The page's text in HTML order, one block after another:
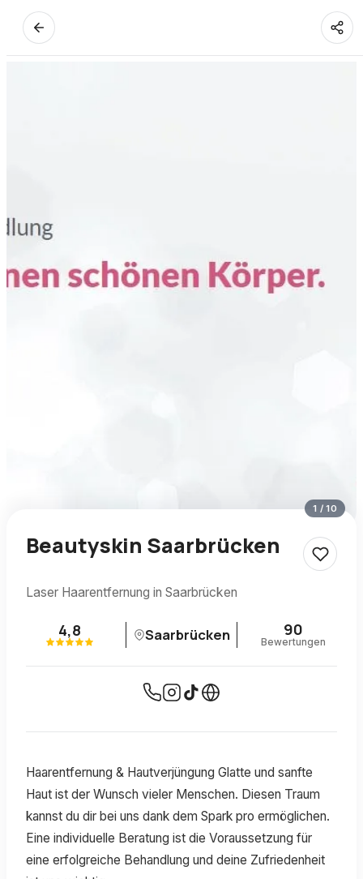
1 /10
Beautyskin Saarbrücken
Laser Haarentfernung in Saarbrücken
4,8 Saarbrücken 90
Bewertungen
Haarentfernung & Hautverjüngung Glatte und sanfte
Haut ist der Wunsch vieler Menschen. Diesen Traum
kannst du dir bei uns dank dem Spark pro ermöglichen.
Eine individuelle Beratung ist die Voraussetzung für
eine erfolgreiche Behandlung und deine Zufriedenheit